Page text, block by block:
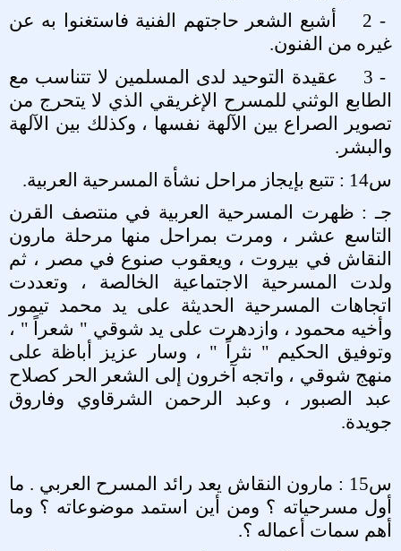
2 -
أشبع الشعر حاجتهم الفنية فاستغنوا به عن
غيره من الفنون.
3 -
عقيدة التوحيد لدى المسلمين لا تتناسب مع
الطابع الوثني للمسرح الإغريقي الذي لا يتحرج من
تصوير الصراع بين الآلهة نفسها ، وكذلك بين الآلهة
والبشر .
س14 : تتبع بإيجاز مراحل نشأة المسرحية العربية
.
جـ : ظهرت المسرحية العربية في منتصف القرن
التاسع عشر ، ومرت بمراحل منها مرحلة مارون
النقاش في بيروت ، ويعقوب صنوع في مصر ، ثم
ولدت المسرحية الاجتماعية الخالصة ، وتعددت
اتجاهات المسرحية الحديثة على يد محمد تيمور
وأخيه محمود ، وازدهرت على يد شوقي " شعراً " ،
وتوفيق الحكيم " نثراً " ، وسار عزيز أباظة على
منهج شوقي ، واتجه آخرون إلى الشعر الحر كصلاح
عبد الصبور ، وعبد الرحمن الشرقاوي وفاروق
جويدة.
س15 : مارون النقاش يعد رائد المسرح العربي . ما
أول مسرحياته ؟ ومن أين استمد موضوعاته ؟ وما
أهم سمات أعماله ؟.